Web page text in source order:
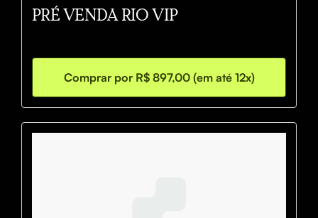
PRÉ VENDA RIO VIP
Comprar por R$ 897,00 (em até 12x)